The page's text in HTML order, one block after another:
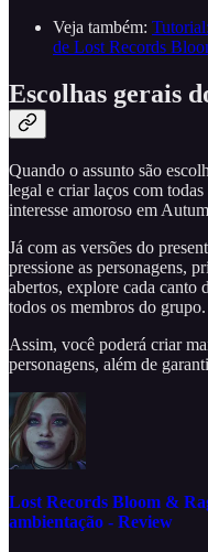
Veja também:
de Lost Records
Escolhas gerais
Quando o assunto são
legal e criar laços com
interesse amoroso em
Já com as versões do
pressione as personagens,
abertos, explore cada canto
todos os membros do grupo.
Assim, você poderá criar
personagens, além de
Lost Records Bloom &
ambientação - Review